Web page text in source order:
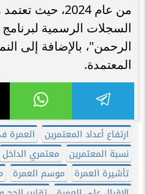
من عام 2024،
السجلات الرسمية
الرحمن"، بالإضافة إلى
المعتمدة.
ارتفاع أعداد المعتمرين العمرة
نسبة المعتمرين
معتمري الداخل
تأشيرة العمرة
موسم العمرة